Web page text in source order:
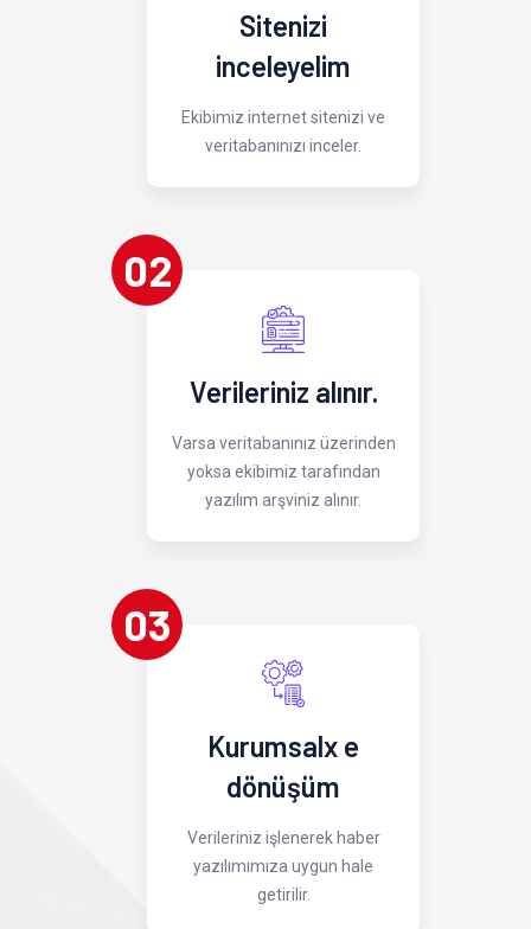
Sitenizi
inceleyelim
Ekibimiz internet sitenizi ve
veritabanınızı inceler.
02
Verileriniz alınır.
Varsa veritabanınız üzerinden
yoksa ekibimiz tarafından
yazılım arşviniz alınır.
03
Kurumsalx e
dönüşüm
Verileriniz işlenerek haber
yazılımımıza uygun hale
getirilir.